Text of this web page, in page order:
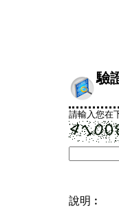
驗
請輸入您在
說明︰